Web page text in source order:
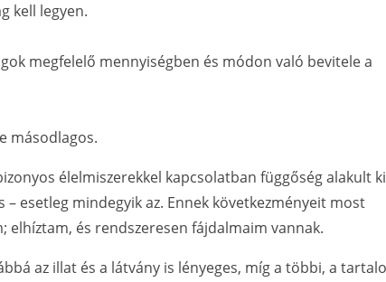
kell legyen.
megfelelő mennyiségben és módon való bevitele a
másodlagos.
élelmiszerekkel kapcsolatban függőség alakult ki
esetleg mindegyik az. Ennek következményeit most
és rendszeresen fájdalmaim vannak.
az illat és a látvány is lényeges, míg a többi, a